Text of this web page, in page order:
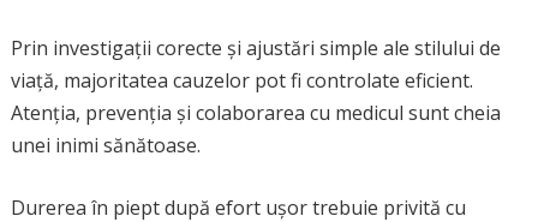
Prin investigații corecte și ajustări simple ale stilului de
viață, majoritatea cauzelor pot fi controlate eficient.
Atenția, prevenția și colaborarea cu medicul sunt cheia
unei inimi sănătoase.
Durerea în piept după efort ușor trebuie privită cu